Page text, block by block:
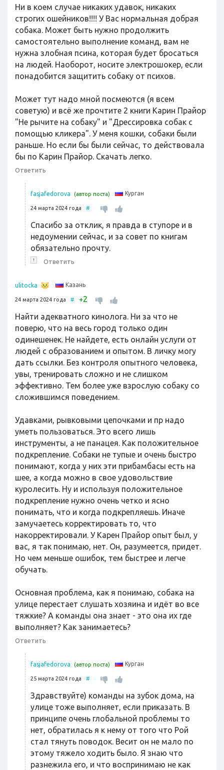
Ни в коем случае никаких удавок, никаких
строгих ошейников!!!! У Вас нормальная добрая
собака. Может быть нужно продолжить
самостоятельно выполнение команд, вам не
нужна злобная псина, которая будет бросаться
на людей. Наоборот, носите электрошокер, если
понадобится защитить собаку от психов.
Может тут надо мной посмеются (я всем
советую) и всё же прочтите 2 книги Карин Прайор
"Не рычите на собаку" и "Дрессировка собак с
помощью кликера". У меня кошки, собаки были
раньше. Но если бы были сейчас, то действовала
бы по Карин Прайор. Скачать легко.
Ответить
fasjafedorova (автор поста) Курган
24 марта 2024 года #
Спасибо за отклик, я правда в ступоре и в
недоумении сейчас, и за совет по книгам
обязательно прочту.
↑ Ответить
ulitocka Казань
24 марта 2024 года # +2
Найти адекватного кинолога. Ни за что не
поверю, что на весь город только один
одинешенек. Не найдете, есть онлайн услуги от
людей с образованием и опытом. В личку могу
дать ссылки. Без контроля опытного человека,
увы, тренировать сложно и не слишком
эффективно. Тем более уже взрослую собаку со
сложившимся поведением.
Удавками, рывковыми цепочками и пр надо
уметь пользоваться. Это всего лишь
инструменты, а не панацея. Как положительное
подкрепление. Собаки не тупые и очень быстро
понимают, когда у них эти прибамбасы есть на
шее, а когда можно в свое удовольствие
куролесить. Ну и используя положительное
подкрепление нужно очень четко и ясно
понимать, что и когда подкрепляешь. Иначе
замучаетесь корректировать то, что
накорректировали. У Карен Прайор опыт был, у
вас, я так понимаю, нет. Он, разумеется, придет.
Но чем меньше ошибок, тем быстрее и легче
обучать.
Основная проблема, как я понимаю, собака на
улице перестает слушать хозяина и идёт во все
тяжкие? А команды она знает - это она их где
выполняет? Как занимаетесь?
Ответить
fasjafedorova (автор поста) Курган
25 марта 2024 года #
Здравствуйте) команды на зубок дома, на
улице тоже выполняет, если приказать. В
принципе очень глобальной проблемы то
нет, обратилась я к нему от того что Рой
стал тянуть поводок. Весит он не мало по
этому тяжело ходить было. Я знаю что
разнежила его, и что воспринимаю не как